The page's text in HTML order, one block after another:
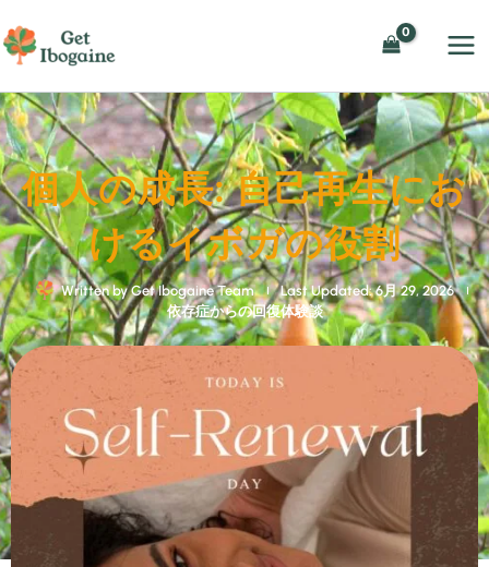
容
ス
キ
ッ
プ 個人の成長: 自己再生にお
けるイボガの役割
Written byGet Ibogaine Team
Last Updated: 6月 29, 2026
依存症からの回復体験談